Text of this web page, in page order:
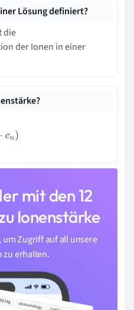
Lösung definiert?
die
der Ionen in einer
mit den 12
Ionenstärke
um Zugriff auf all unsere
zu erhalten.